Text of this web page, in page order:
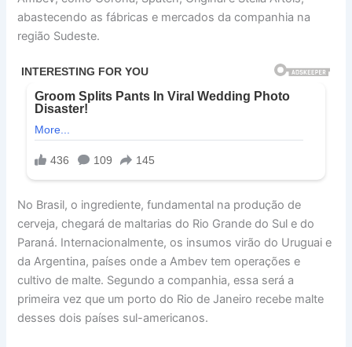
abastecendo as fábricas e mercados da companhia na
região Sudeste.
No Brasil, o ingrediente, fundamental na produção de
cerveja, chegará de maltarias do Rio Grande do Sul e do
Paraná. Internacionalmente, os insumos virão do Uruguai e
da Argentina, países onde a Ambev tem operações e
cultivo de malte. Segundo a companhia, essa será a
primeira vez que um porto do Rio de Janeiro recebe malte
desses dois países sul-americanos.